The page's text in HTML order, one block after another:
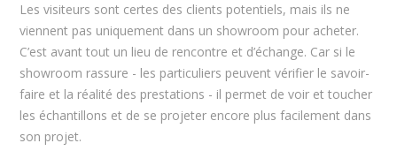
Les visiteurs sont certes des clients potentiels, mais ils ne
viennent pas uniquement dans un showroom pour acheter.
C’est avant tout un lieu de rencontre et d’échange. Car si le
showroom rassure - les particuliers peuvent vérifier le savoir-
faire et la réalité des prestations - il permet de voir et toucher
les échantillons et de se projeter encore plus facilement dans
son projet.